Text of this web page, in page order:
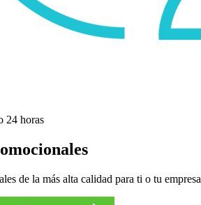
24 horas
de la más alta calidad para ti o tu empresa